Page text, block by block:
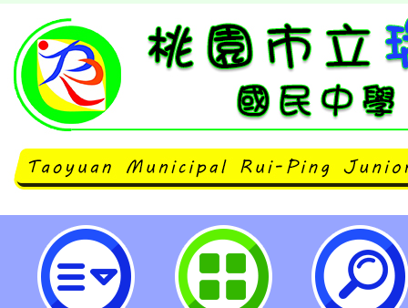
neilrpjhstyc網站設計者：徐嘉